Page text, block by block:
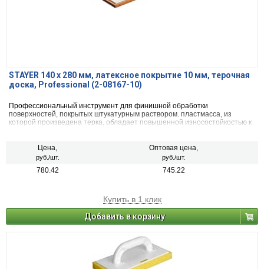
STAYER 140 x 280 мм, латексное покрытие 10 мм, терочная
доска, Professional (2-08167-10)
Профессиональный инструмент для финишной обработки
поверхностей, покрытых штукатурным раствором. пластмасса, из
которой произведена терка, обладает повышенной износостойкостью к
Цена,
руб./шт.
Оптовая цена,
руб./шт.
780.42 745.22
Купить в 1 клик
Добавить в корзину